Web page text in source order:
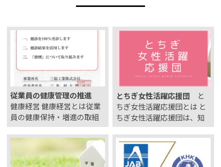
従業員の健康管理の推進
健康経営 健康経営とは従業
員の健康保持・増進の取組
が、将来的に収益性等を高
める投資であるとの考えの
下、健康管理を経営的視点
から考え、戦略的に実践す
とちぎ女性活躍応援団 と
ちぎ女性活躍応援団とは と
ちぎ女性活躍応援団は、知
事をトップに、官民協働に
よるオール栃木体制で働き
方改革や女性活躍を推進す
るものです。設立・運営に